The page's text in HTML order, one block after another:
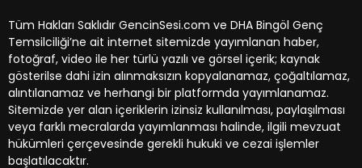
ÖZEL HABER
EKONOMİ
YEREL HABERLER
CANLI BORSA
KÜNYE
İLETİŞİM
HAVA DURUMU
NÖBETÇİ ECZANELER
TRAFİK DURUMU
YEREL HABERLER
GAZETELER
gencinsesi.com e-bültenine abone olarak, tarafınıza haber,
duyuru ve kampanya içerikli e-postaların gönderilmesini
kabul etmiş olursunuz.
Tüm Hakları Saklıdır GencinSesi.com ve DHA Bingöl Genç
Temsilciliği’ne ait internet sitemizde yayımlanan haber,
fotoğraf, video ile her türlü yazılı ve görsel içerik; kaynak
gösterilse dahi izin alınmaksızın kopyalanamaz, çoğaltılamaz,
alıntılanamaz ve herhangi bir platformda yayımlanamaz.
Sitemizde yer alan içeriklerin izinsiz kullanılması, paylaşılması
veya farklı mecralarda yayımlanması halinde, ilgili mevzuat
hükümleri çerçevesinde gerekli hukuki ve cezai işlemler
başlatılacaktır.